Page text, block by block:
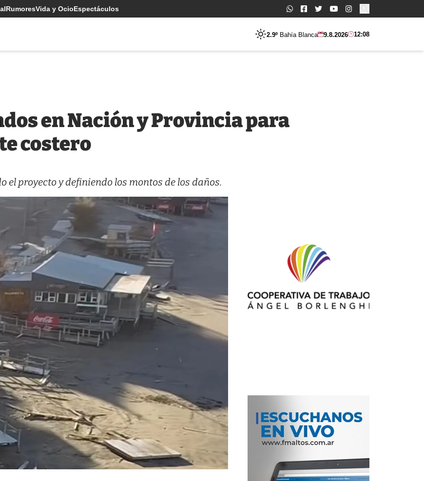
RumoresVida y OcioEspectáculos Buscar:
2.9º Bahía Blanca 9.8.2026 12:08
en Nación y Provincia para
costero
el proyecto y definiendo los montos de los daños.